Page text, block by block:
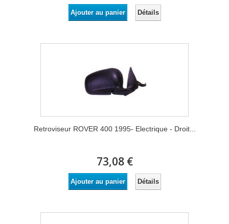
Ajouter au panier Détails
Retroviseur ROVER 400 1995- Electrique - Droit...
73,08 €
Ajouter au panier Détails